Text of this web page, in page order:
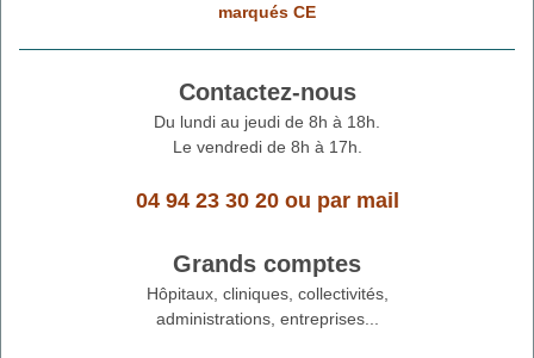
marqués CE
Contactez-nous
Du lundi au jeudi de 8h à 18h.
Le vendredi de 8h à 17h.
04 94 23 30 20ou par mail
Grands comptes
Hôpitaux, cliniques, collectivités,
administrations, entreprises...